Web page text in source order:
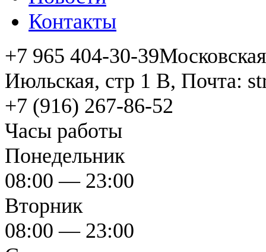
Контакты
+7 965 404-30-39
Июльская, стр 1 В, Почта:
+7 (916) 267-86-52
Часы работы
Понедельник
08:00 — 23:00
Вторник
08:00 — 23:00